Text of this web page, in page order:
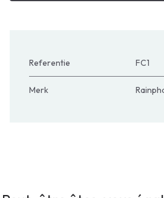
Referentie FC1
Merk